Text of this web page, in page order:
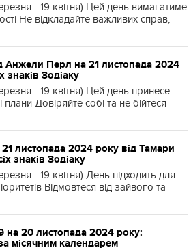
- 19 квітня) Цей день вимагатиме
Не відкладайте важливих справ,
Анжели Перл на 21 листопада 2024
знаків Зодіаку
- 19 квітня) Цей день принесе
плани Довіряйте собі та не бійтеся
листопада 2024 року від Тамари
знаків Зодіаку
- 19 квітня) День підходить для
Відмовтеся від зайвого та
на 20 листопада 2024 року:
місячним календарем